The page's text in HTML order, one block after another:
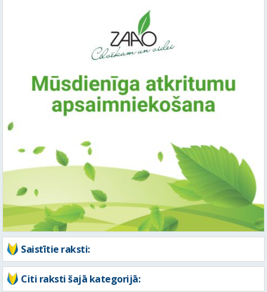
Saistītie raksti:
Citi raksti šajā kategorijā:
Ziņu arhīvs
Augusts 2026
Pi Ot Tr Ce